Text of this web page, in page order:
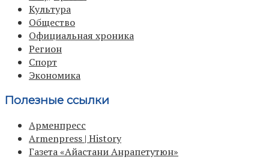
Культура
Общество
Официальная хроника
Регион
Спорт
Экономика
Полезные ссылки
Арменпресс
Armenpress | History
Газета «Айастани Анрапетутюн»